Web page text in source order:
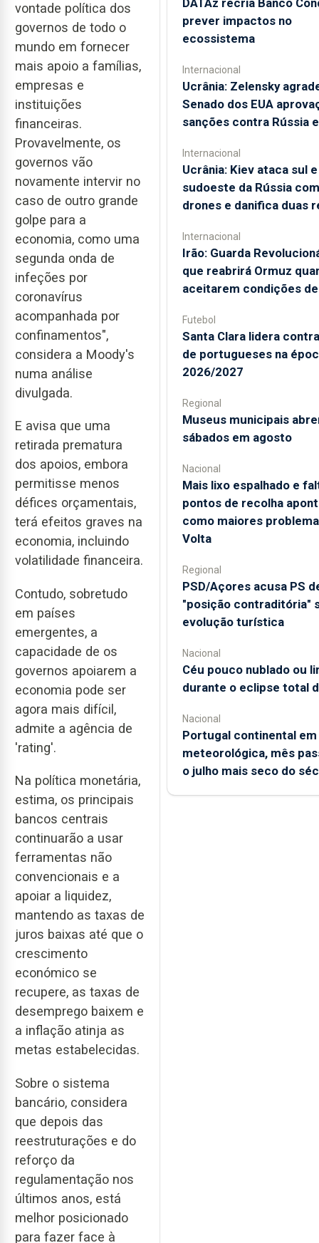
vontade política dos
governos de todo o
mundo em fornecer
mais apoio a famílias,
empresas e
instituições
financeiras.
Provavelmente, os
governos vão
novamente intervir no
caso de outro grande
golpe para a
economia, como uma
segunda onda de
infeções por
coronavírus
acompanhada por
confinamentos",
considera a Moody's
numa análise
divulgada.
E avisa que uma
retirada prematura
dos apoios, embora
permitisse menos
défices orçamentais,
terá efeitos graves na
economia, incluindo
volatilidade financeira.
Contudo, sobretudo
em países
emergentes, a
capacidade de os
governos apoiarem a
economia pode ser
agora mais difícil,
admite a agência de
'rating'.
Na política monetária,
estima, os principais
bancos centrais
continuarão a usar
ferramentas não
convencionais e a
apoiar a liquidez,
mantendo as taxas de
juros baixas até que o
crescimento
económico se
recupere, as taxas de
desemprego baixem e
a inflação atinja as
metas estabelecidas.
Sobre o sistema
bancário, considera
que depois das
reestruturações e do
reforço da
regulamentação nos
últimos anos, está
melhor posicionado
para fazer face à
DATAz recria Banco
prever impactos no
ecossistema
Internacional
Ucrânia: Zelensky
Senado dos EUA
sanções contra Rússia
Internacional
Ucrânia: Kiev ataca sul e
sudoeste da Rússia
drones e danifica duas
Internacional
Irão: Guarda
que reabrirá Ormuz
aceitarem condições
Futebol
Santa Clara lidera
de portugueses na
2026/2027
Regional
Museus municipais
sábados em agosto
Nacional
Mais lixo espalhado e
pontos de recolha
como maiores
Volta
Regional
PSD/Açores acusa PS
"posição contraditória"
evolução turística
Nacional
Céu pouco nublado ou
durante o eclipse total
Nacional
Portugal continental
meteorológica, mês
o julho mais seco do